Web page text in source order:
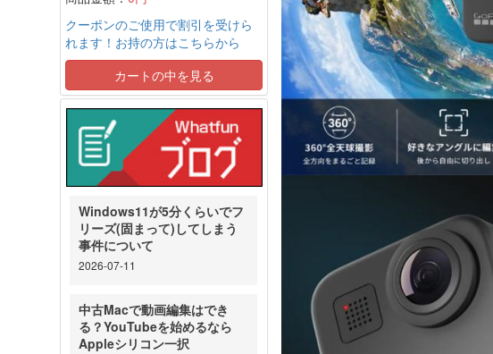
クーポンのご使用で割引を受けら
れます！お持の方はこちらから
カートの中を見る
Windows11が5分くらいでフ
リーズ(固まって)してしまう
事件について
2026-07-11
中古Macで動画編集はでき
る？YouTubeを始めるなら
Appleシリコン一択